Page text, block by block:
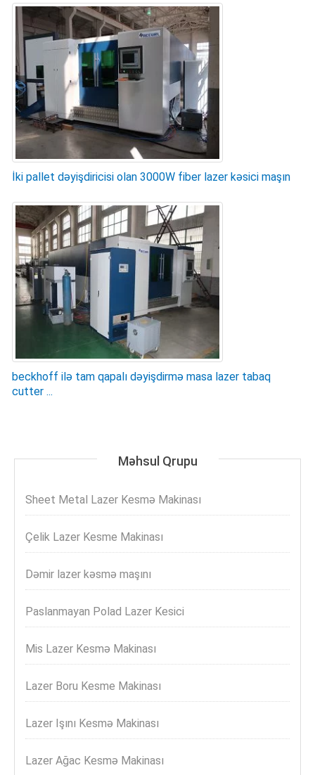
İki pallet dəyişdiricisi olan 3000W fiber lazer kəsici maşın
beckhoff ilə tam qapalı dəyişdirmə masa lazer tabaq
cutter ...
Məhsul Qrupu
Sheet Metal Lazer Kesmə Makinası
Çelik Lazer Kesme Makinası
Dəmir lazer kəsmə maşını
Paslanmayan Polad Lazer Kesici
Mis Lazer Kesmə Makinası
Lazer Boru Kesme Makinası
Lazer Işını Kesmə Makinası
Lazer Ağac Kesmə Makinası